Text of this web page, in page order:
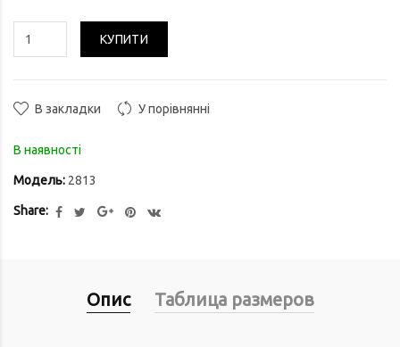
КУПИТИ
В закладки У порівнянні
В наявності
Модель: 2813
Share:
Опис Таблица размеров